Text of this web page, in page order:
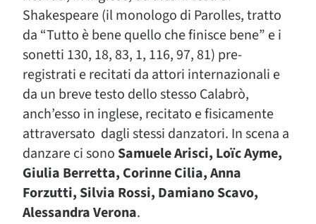
Shakespeare (il monologo di Parolles, tratto
da “Tutto è bene quello che finisce bene” e i
sonetti 130, 18, 83, 1, 116, 97, 81) pre-
registrati e recitati da attori internazionali e
da un breve testo dello stesso Calabrò,
anch’esso in inglese, recitato e fisicamente
attraversato dagli stessi danzatori. In scena a
danzare ci sono Samuele Arisci, Loïc Ayme,
Giulia Berretta, Corinne Cilia, Anna
Forzutti, Silvia Rossi, Damiano Scavo,
Alessandra Verona.